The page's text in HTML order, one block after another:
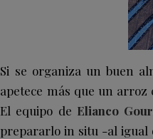
Si se organiza un buen
apetece más que un arroz
El equipo de Elianco
prepararloin situ -al igual